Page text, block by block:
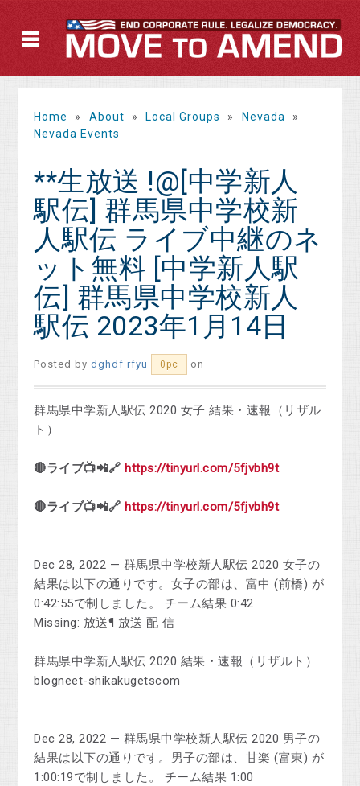
Home » About » Local Groups » Nevada
»
Nevada Events
**生放送 !@[中学新人
駅伝] 群馬県中学校新
人駅伝 ライブ中継のネ
ット無料 [中学新人駅
伝] 群馬県中学校新人
駅伝 2023年1月14日
Posted bydghdf rfyu 0pc on
群馬県中学新人駅伝 2020 女子 結果・速報（リザル
ト）
🔴ライブ📺📲🔗 https://tinyurl.com/5fjvbh9t
🔴ライブ📺📲🔗 https://tinyurl.com/5fjvbh9t
Dec 28, 2022 — 群馬県中学校新人駅伝 2020 女子の
結果は以下の通りです。女子の部は、富中 (前橋) が
0:42:55で制しました。 チーム結果 0:42
Missing: 放送¶ ‎放送 ‎配 ‎信
群馬県中学新人駅伝 2020 結果・速報（リザルト）
blogneet-shikakugetscom
Dec 28, 2022 — 群馬県中学校新人駅伝 2020 男子の
結果は以下の通りです。男子の部は、甘楽 (富東) が
1:00:19で制しました。 チーム結果 1:00